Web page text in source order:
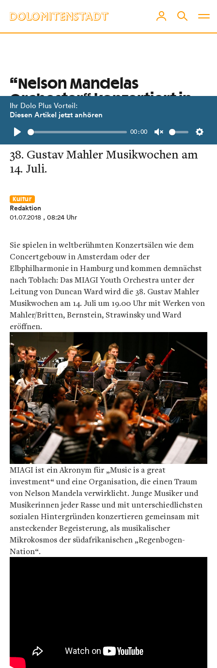
Ihr Dolo Plus Vorteil:
Diesen Artikel jetzt anhören
Play
00:00
Unmute
“Nelson Mandelas
Orchester“ konzertiert in
Toblach
MIAGI Youth Orchestra eröffnet die
38. Gustav Mahler Musikwochen am
14. Juli.
Kultur
Redaktion
01.07.2018 , 08:24 Uhr
Sie spielen in weltberühmten Konzertsälen wie dem
Concertgebouw in Amsterdam oder der
Elbphilharmonie in Hamburg und kommen demnächst
nach Toblach: Das MIAGI Youth Orchestra unter der
Leitung von Duncan Ward wird die 38. Gustav Mahler
Musikwochen am 14. Juli um 19.00 Uhr mit Werken von
Mahler/Britten, Bernstein, Strawinsky und Ward
eröffnen.
MIAGI ist ein Akronym für „Music is a great
investment“ und eine Organisation, die einen Traum
von Nelson Mandela verwirklicht. Junge Musiker und
Musikerinnen jeder Rasse und mit unterschiedlichsten
sozialen Hintergründen konzertieren gemeinsam mit
ansteckender Begeisterung, als musikalischer
Mikrokosmos der südafrikanischen „Regenbogen-
Nation“.